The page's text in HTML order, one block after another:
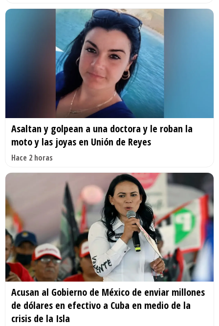
Asaltan y golpean a una doctora y le roban la
moto y las joyas en Unión de Reyes
Hace 2 horas
Acusan al Gobierno de México de enviar millones
de dólares en efectivo a Cuba en medio de la
crisis de la Isla